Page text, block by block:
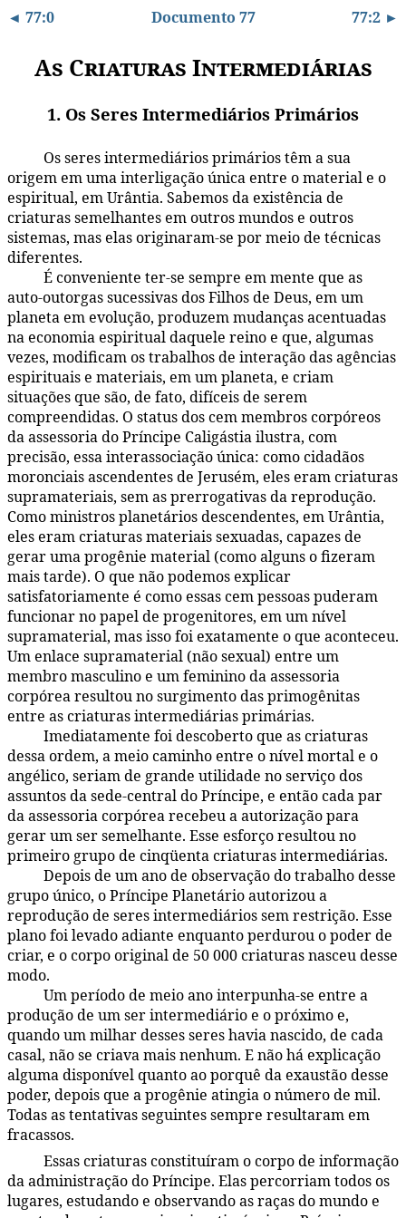
◄ 77:0 Documento 77 77:2 ►
As Criaturas Intermediárias
1. Os Seres Intermediários Primários
Os seres intermediários primários têm a sua
origem em uma interligação única entre o material e o
espiritual, em Urântia. Sabemos da existência de
criaturas semelhantes em outros mundos e outros
sistemas, mas elas originaram-se por meio de técnicas
diferentes.
É conveniente ter-se sempre em mente que as
auto-outorgas sucessivas dos Filhos de Deus, em um
planeta em evolução, produzem mudanças acentuadas
na economia espiritual daquele reino e que, algumas
vezes, modificam os trabalhos de interação das agências
espirituais e materiais, em um planeta, e criam
situações que são, de fato, difíceis de serem
compreendidas. O status dos cem membros corpóreos
da assessoria do Príncipe Caligástia ilustra, com
precisão, essa interassociação única: como cidadãos
moronciais ascendentes de Jerusém, eles eram criaturas
supramateriais, sem as prerrogativas da reprodução.
Como ministros planetários descendentes, em Urântia,
eles eram criaturas materiais sexuadas, capazes de
gerar uma progênie material (como alguns o fizeram
mais tarde). O que não podemos explicar
satisfatoriamente é como essas cem pessoas puderam
funcionar no papel de progenitores, em um nível
supramaterial, mas isso foi exatamente o que aconteceu.
Um enlace supramaterial (não sexual) entre um
membro masculino e um feminino da assessoria
corpórea resultou no surgimento das primogênitas
entre as criaturas intermediárias primárias.
Imediatamente foi descoberto que as criaturas
dessa ordem, a meio caminho entre o nível mortal e o
angélico, seriam de grande utilidade no serviço dos
assuntos da sede-central do Príncipe, e então cada par
da assessoria corpórea recebeu a autorização para
gerar um ser semelhante. Esse esforço resultou no
primeiro grupo de cinqüenta criaturas intermediárias.
Depois de um ano de observação do trabalho desse
grupo único, o Príncipe Planetário autorizou a
reprodução de seres intermediários sem restrição. Esse
plano foi levado adiante enquanto perdurou o poder de
criar, e o corpo original de 50 000 criaturas nasceu desse
modo.
Um período de meio ano interpunha-se entre a
produção de um ser intermediário e o próximo e,
quando um milhar desses seres havia nascido, de cada
casal, não se criava mais nenhum. E não há explicação
alguma disponível quanto ao porquê da exaustão desse
poder, depois que a progênie atingia o número de mil.
Todas as tentativas seguintes sempre resultaram em
fracassos.
Essas criaturas constituíram o corpo de informação
da administração do Príncipe. Elas percorriam todos os
lugares, estudando e observando as raças do mundo e